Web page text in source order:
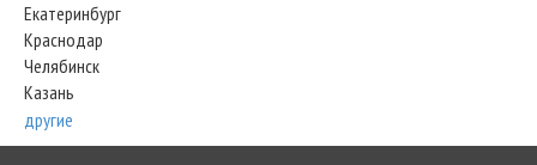
Екатеринбург
Краснодар
Челябинск
Казань
другие